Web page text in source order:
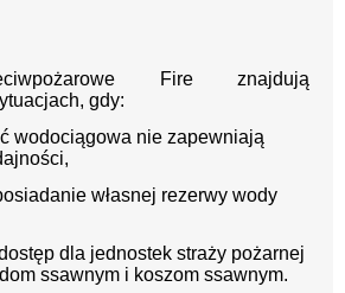
Fire znajdują
gdy:
wodociągowa nie zapewniają
własnej rezerwy wody
dla jednostek straży pożarnej
ssawnym i koszom ssawnym.